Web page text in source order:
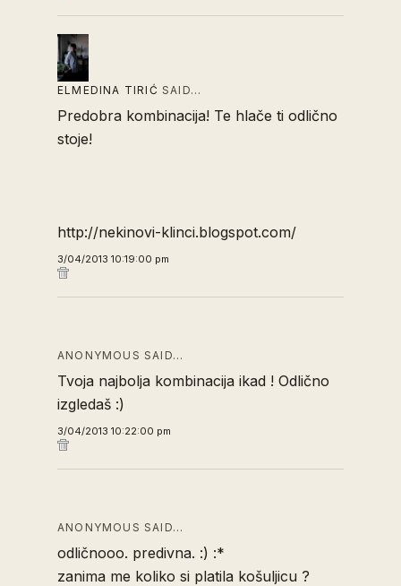
ELMEDINA TIRIĆ SAID…
Predobra kombinacija! Te hlače ti odlično
stoje!
http://nekinovi-klinci.blogspot.com/
3/04/2013 10:19:00 pm
ANONYMOUS SAID…
Tvoja najbolja kombinacija ikad ! Odlično
izgledaš :)
3/04/2013 10:22:00 pm
ANONYMOUS SAID…
odličnooo. predivna. :) :*
zanima me koliko si platila košuljicu ?